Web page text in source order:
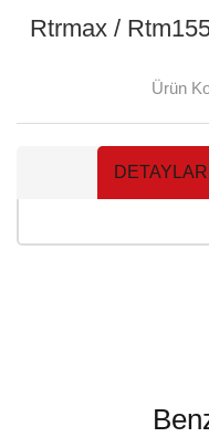
Rtrmax /
Ürün
DETAYLAR